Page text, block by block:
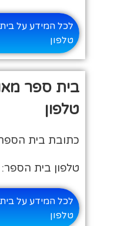
לכל המידע על בית
טלפון
בית ספר
טלפון
כתובת בית הספר:
טלפון בית הספר: 03-9097530
לכל המידע על
טלפון